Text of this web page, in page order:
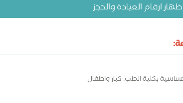
ارقام العيادة والحجز
بكلية الطب. كبار واطفال